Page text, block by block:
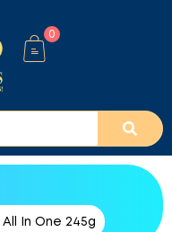
0
In One 245g